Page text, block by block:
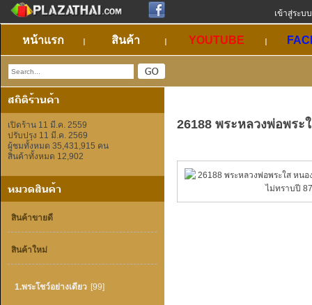
เข้าสู่ระบบ
หน้าแรก สินค้า YOUTUBE
เปิดร้าน 11 มี.ค. 2559
ปรับปรุง 11 มี.ค. 2569
ผู้ชมทั้งหมด 35,431,915 คน
สินค้าทั้งหมด 12,902
สินค้าขายดี
สินค้าใหม่
1.พระโชว์อย่างเดียว [99]
26188 พระหลวงพ่อพระ